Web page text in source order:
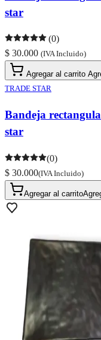
star
(0)
$ 30.000 (IVA Incluido)
Agregar al carrito
TRADE STAR
Bandeja
star
(0)
$ 30.000(IVA Incluido)
Agregar al carrito